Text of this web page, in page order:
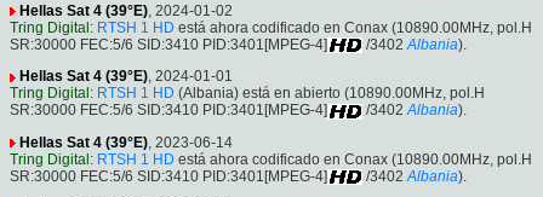
Hellas Sat 4 (39°E), 2024-01-02
Tring Digital : RTSH 1 HD está ahora codificado en Conax (10890.00MHz, pol.H
SR:30000 FEC:5/6 SID:3410 PID:3401[MPEG-4]
/3402 Albania).
Hellas Sat 4 (39°E), 2024-01-01
Tring Digital : RTSH 1 HD (Albania) está en abierto (10890.00MHz, pol.H
SR:30000 FEC:5/6 SID:3410 PID:3401[MPEG-4]
/3402 Albania).
Hellas Sat 4 (39°E) , 2023-06-14
Tring Digital: RTSH 1 HD está ahora codificado en Conax (10890.00MHz, pol.H
SR:30000 FEC:5/6 SID:3410 PID:3401[MPEG-4]
/3402 Albania).